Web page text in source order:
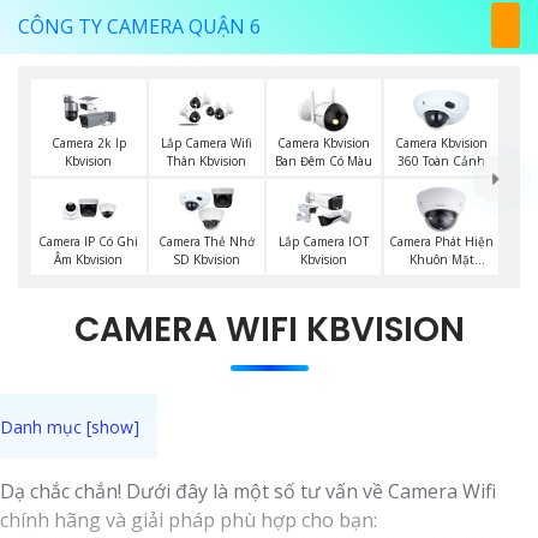
CÔNG TY CAMERA QUẬN 6
Camera 2k Ip
Kbvision
Lắp Camera Wifi
Thân Kbvision
Camera Kbvision
Ban Đêm Có Màu
Camera Kbvision
360 Toàn Cảnh
Camera IP Có Ghi
Âm Kbvision
Camera Thẻ Nhớ
SD Kbvision
Lắp Camera IOT
Kbvision
Camera Phát Hiện
Khuôn Mặt
CAMERA WIFI KBVISION
Dạ chắc chắn! Dưới đây là một số tư vấn về Camera Wifi
chính hãng và giải pháp phù hợp cho bạn: